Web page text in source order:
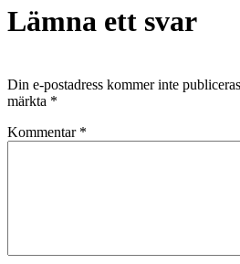
Lämna ett svar
Din e-postadress kommer inte
märkta *
Kommentar *